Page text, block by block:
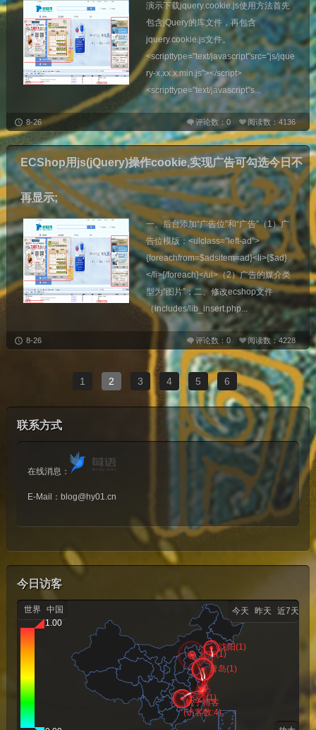
演示下载jquery.cookie.js使用方法首先
包含jQuery的库文件，再包含
jquery.cookie.js文件。
<scripttype="text/javascript"src="js/jque
ry-x.xx.x.min.js"></script>
<scripttype="text/javascript"s...
阅读数：4136
评论数：0
8-26
ECShop用js(jQuery)操作cookie,实现广告可勾选今日不
再显示;
一、后台添加“广告位”和“广告”（1）广
告位模版：<ulclass="left-ad">
{foreachfrom=$adsitem=ad}<li>{$ad}
</li>{/foreach}</ul>（2）广告的媒介类
型为“图片”；二、修改ecshop文件
（includes/lib_insert.php...
阅读数：4228
评论数：0
8-26
1 2 3 4 5 6
联系方式
在线消息：
E-Mail： blog@hy01.cn
今日访客
今天 昨天 近7天
世界 中国